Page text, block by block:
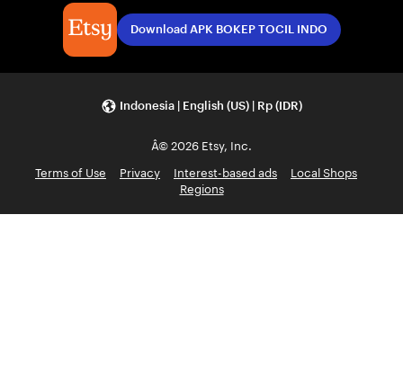
Download APK BOKEP TOCIL INDO
Indonesia | English (US) | Rp (IDR)
Â© 2026 Etsy, Inc.
Terms of Use
Privacy Interest-based ads
Local Shops
Regions